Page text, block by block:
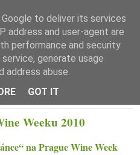
Weeku 2010
na Prague Wine Week
to deliver its services
address and user-agent are
performance and security
generate usage
abuse.
GOT IT